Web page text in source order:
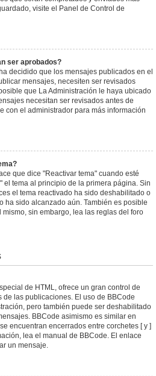
visite el Panel de Control de
ser aprobados?
decidido que los mensajes publicados en el
mensajes, necesiten ser revisados
que La Administración le haya ubicado
necesitan ser revisados antes de
con el administrador para más información
que dice "Reactivar tema" cuando esté
el tema al principio de la primera página. Sin
el tema reactivado ha sido deshabilitado o
ha sido alcanzado aún. También es posible
sin embargo, lea las reglas del foro
de HTML, ofrece un gran control de
las publicaciones. El uso de BBCode
pero también puede ser deshabilitado
BBCode asimismo es similar en
encuentran encerrados entre corchetes [ y ]
lea el manual de BBCode. El enlace
un mensaje.